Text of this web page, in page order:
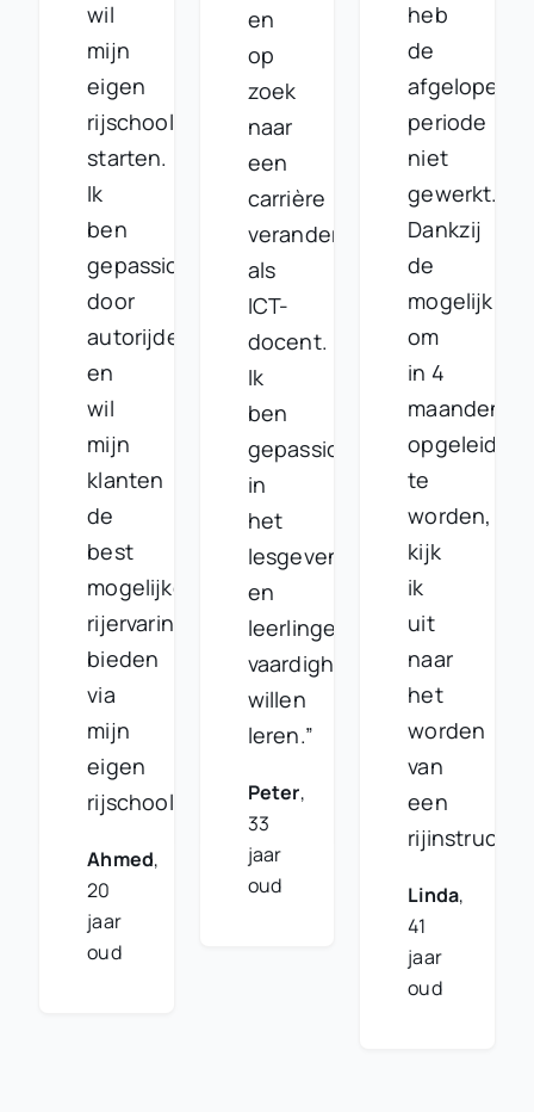
wil
mijn
eigen
rijschool
starten.
Ik
ben
gepassioneerd
door
autorijden
en
wil
mijn
klanten
de
best
mogelijke
rijervaring
bieden
via
mijn
eigen
rijschool.”
Ahmed,
20
jaar
oud
en
op
zoek
naar
een
carrière
verandering
als
ICT-
docent.
Ik
ben
gepassioneerd
in
het
lesgeven
en
leerlingen
vaardigheden
willen
leren.”
Peter,
33
jaar
oud
heb
de
afgelopen
periode
niet
gewerkt.
Dankzij
de
om
in 4
maanden
opgeleid
te
worden,
kijk
ik
uit
naar
het
worden
van
een
Linda,
41
jaar
oud